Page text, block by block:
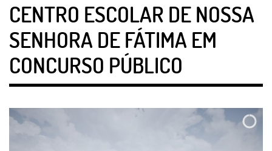
CENTRO ESCOLAR DE NOSSA
SENHORA DE FÁTIMA EM
CONCURSO PÚBLICO